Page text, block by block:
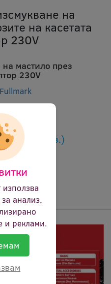
на
на касетата
230V
мастило през
230V
Fullmark
7265
(144.11 лв.)
използва
анализ,
и реклами.